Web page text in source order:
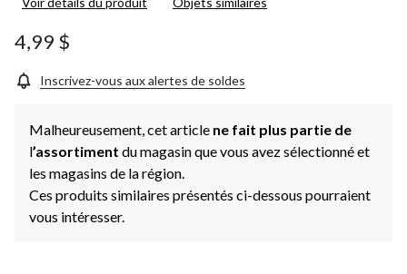
4,99 $
Inscrivez-vous aux alertes de soldes
Malheureusement, cet article ne fait plus partie de
l’assortiment du magasin que vous avez sélectionné et
les magasins de la région.
Ces produits similaires présentés ci-dessous pourraient
vous intéresser.